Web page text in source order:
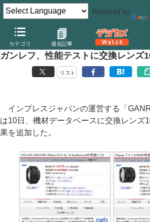
Powered by
カテゴリ 過去記事
デジカメ Watch レンズ 交換レンズ オ
ガンレフ、性能テストに交換レンズ
リスト
インプレスジャパンの運営する「
は10日、機材データベースに交換レンズ
果を追加した。